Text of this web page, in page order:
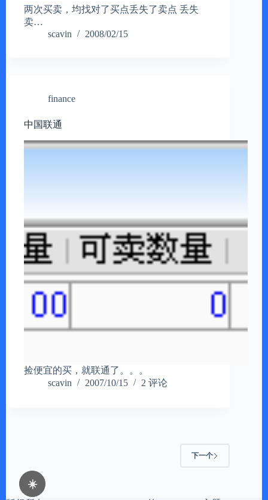
☀️
两次买卖，均找对了买点丢失了卖点 丢失
卖…
scavin
2008/02/15
finance
中国联通
捡便宜的买，就联通了。。。
scavin
2007/10/15 2 评论
下一个